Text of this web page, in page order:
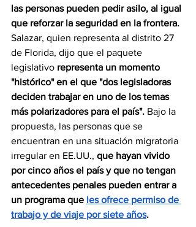
las personas pueden pedir asilo, al igual
que reforzar la seguridad en la frontera.
Salazar, quien representa al distrito 27
de Florida, dijo que el paquete
legislativo representa un momento
"histórico" en el que "dos legisladoras
deciden trabajar en uno de los temas
más polarizadores para el país". Bajo la
propuesta, las personas que se
encuentran en una situación migratoria
irregular en EE.UU., que hayan vivido
por cinco años el país y que no tengan
antecedentes penales pueden entrar a
un programa que les ofrece permiso de
trabajo y de viaje por siete años.